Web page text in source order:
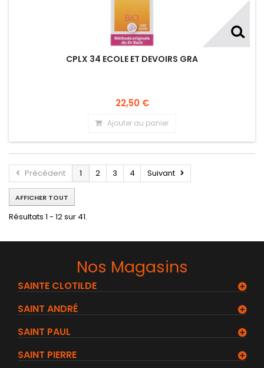
CPLX 34 ECOLE ET DEVOIRS GRA
22,50 €
Ajouter au panier
Précédent 1 2 3 4 Suivant
AFFICHER TOUT
Résultats 1 - 12 sur 41.
Nos Magasins
SAINTE CLOTILDE
SAINT ANDRÉ
SAINT PAUL
SAINT PIERRE